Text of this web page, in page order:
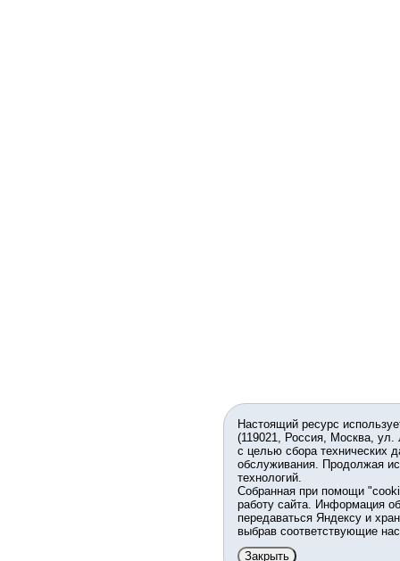
Настоящий ресурс
(119021, Россия, Москва,
с целью сбора технических
обслуживания. Продолжая
технологий.
Собранная при помощи
работу сайта. Информация
передаваться Яндексу и
выбрав соответствующие
Закрыть